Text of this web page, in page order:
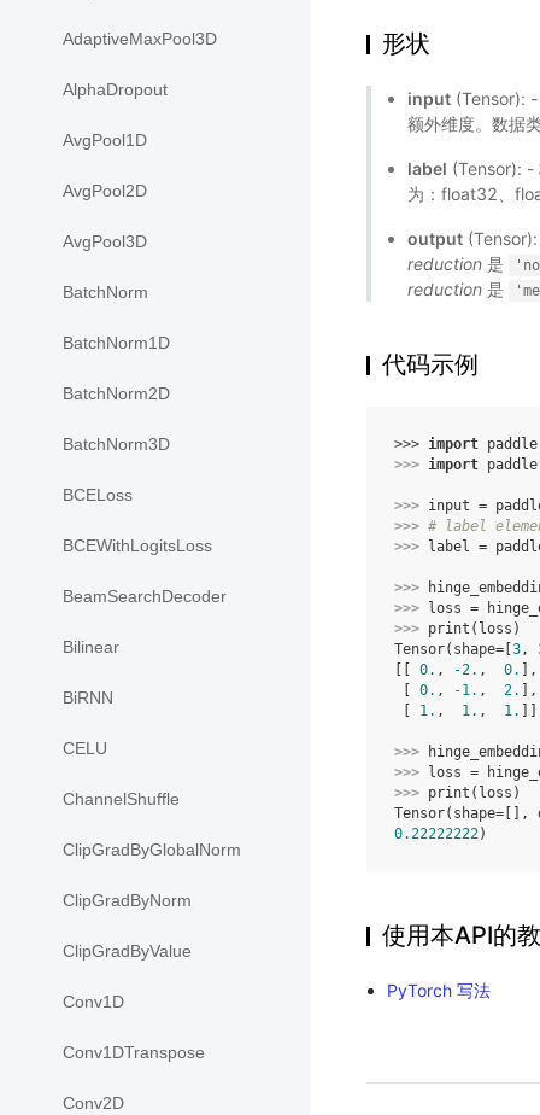
AdaptiveMaxPool3D
AlphaDropout
AvgPool1D
AvgPool2D
AvgPool3D
BatchNorm
BatchNorm1D
BatchNorm2D
BatchNorm3D
BCELoss
BCEWithLogitsLoss
BeamSearchDecoder
Bilinear
BiRNN
CELU
ChannelShuffle
ClipGradByGlobalNorm
ClipGradByNorm
ClipGradByValue
Conv1D
Conv1DTranspose
Conv2D
形状
input (Tensor):
额外维度。数据
label (Tensor):
为：float32、
output
reduction 是
reduction 是
代码示例
>>> import paddle
>>> import
>>> input =
>>> # label
>>>
label =
>>>
>>>
loss =
>>> print ( loss )
Tensor(shape=[ 3,
0. , -2. , 0.
],
0. , -1. , 2.
],
1. , 1. , 1.
>>>
>>>
loss =
>>> print ( loss )
Tensor(shape=[],
0.22222222)
使用本API的
PyTorch 写法